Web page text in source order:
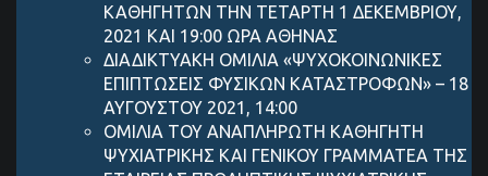
ΚΑΘΗΓΗΤΩΝ ΤΗΝ ΤΕΤΑΡΤΗ 1 ΔΕΚΕΜΒΡΙΟΥ,
2021 ΚΑΙ 19:00 ΩΡΑ ΑΘΗΝΑΣ
ΔΙΑΔΙΚΤΥΑΚΗ ΟΜΙΛΙΑ «ΨΥΧΟΚΟΙΝΩΝΙΚΕΣ
ΕΠΙΠΤΩΣΕΙΣ ΦΥΣΙΚΩΝ ΚΑΤΑΣΤΡΟΦΩΝ» – 18
ΑΥΓΟΥΣΤΟΥ 2021, 14:00
ΟΜΙΛΙΑ ΤΟΥ ΑΝΑΠΛΗΡΩΤΗ ΚΑΘΗΓΗΤΗ
ΨΥΧΙΑΤΡΙΚΗΣ ΚΑΙ ΓΕΝΙΚΟΥ ΓΡΑΜΜΑΤΕΑ ΤΗΣ